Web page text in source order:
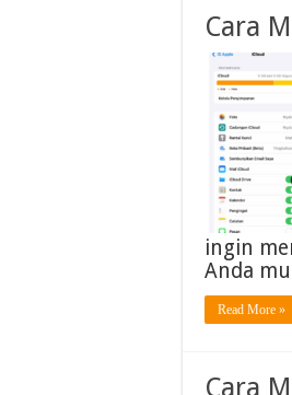
Cara
ingin
Anda
Read More »
Cara